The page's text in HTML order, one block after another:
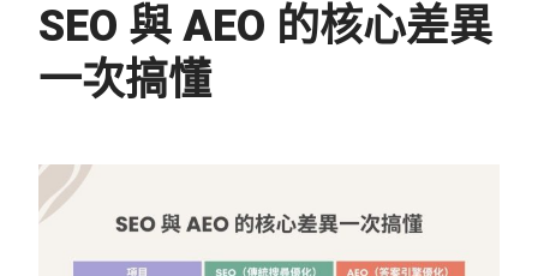
SEO 與 AEO 的核心差異
一次搞懂